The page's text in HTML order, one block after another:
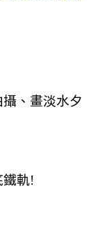
、畫淡水夕
鐵軌!